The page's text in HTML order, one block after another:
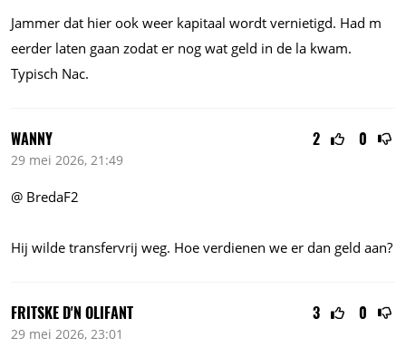
Jammer dat hier ook weer kapitaal wordt vernietigd. Had m
eerder laten gaan zodat er nog wat geld in de la kwam.
Typisch Nac.
2 0
WANNY
29 mei 2026, 21:49
@ BredaF2
Hij wilde transfervrij weg. Hoe verdienen we er dan geld aan?
3 0
FRITSKE D'N OLIFANT
29 mei 2026, 23:01